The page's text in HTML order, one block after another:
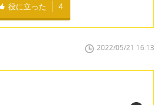
役に立った 4
2022/05/21 16:13